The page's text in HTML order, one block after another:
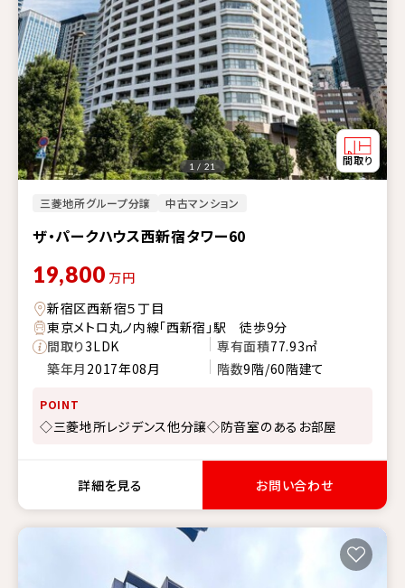
三菱地所グループ分譲 中古マンション
ザ・パークハウス西新宿タワー60
1 / 21
19,800 万円
新宿区西新宿５丁目
東京メトロ丸ノ内線「西新宿」駅 徒歩9分
間取り3LDK 専有面積77.93㎡
築年月 2017年08月 階数9階/60階建て
POINT
◇三菱地所レジデンス他分譲◇防音室のあるお部屋
詳細を見る お問い合わせ